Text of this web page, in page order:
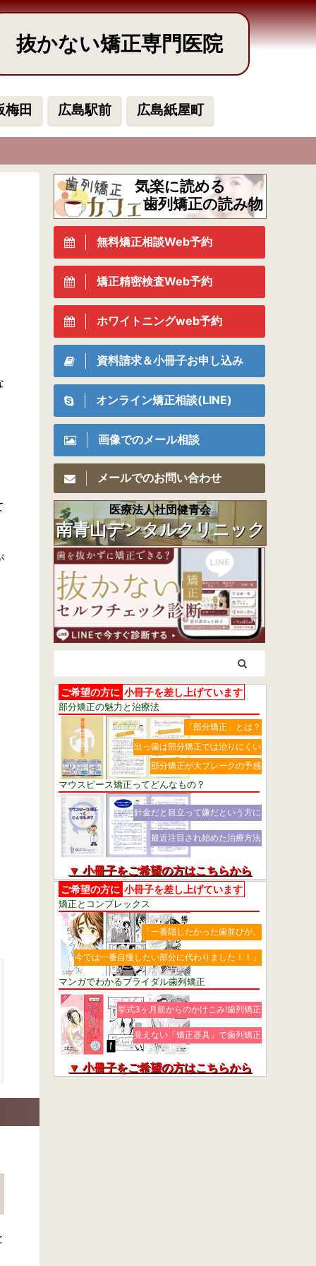
抜かない矯正専門医院
梅田 広島駅前 広島紙屋町
気楽に読める
歯列矯正の読み物
無料矯正相談Web予約
矯正精密検査Web予約
ホワイトニングweb予約
資料請求＆小冊子お申し込み
オンライン矯正相談(LINE)
画像でのメール相談
メールでのお問い合わせ
医療法人社団健青会
南青山デンタルクリニック
ご希望の方に 小冊子を差し上げています
部分矯正の魅力と治療法
「部分矯正」とは？
出っ歯は部分矯正では治りにくい
部分矯正が大ブレークの予感
マウスピース矯正ってどんなもの？
針金だと目立って嫌だという方に
最近注目され始めた治療方法
▼ 小冊子をご希望の方はこちらから
ご希望の方に 小冊子を差し上げています
矯正とコンプレックス
「一番隠したかった歯並びが、
今では一番自慢したい部分に代わりました！！」
マンガでわかるブライダル歯列矯正
挙式3ヶ月前からのかけこみ!歯列矯正
見えない「矯正器具」で歯列矯正
▼ 小冊子をご希望の方はこちらから